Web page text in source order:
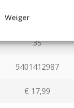
Weiger
35
9401412987
€ 17,99